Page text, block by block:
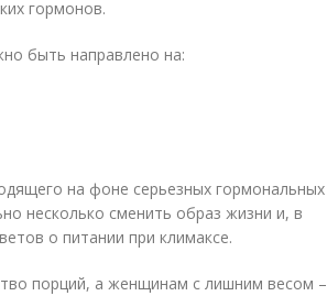
гормонов.
быть направлено на:
на фоне серьезных гормональных
несколько сменить образ жизни и, в
о питании при климаксе.
порций, а женщинам с лишним весом –